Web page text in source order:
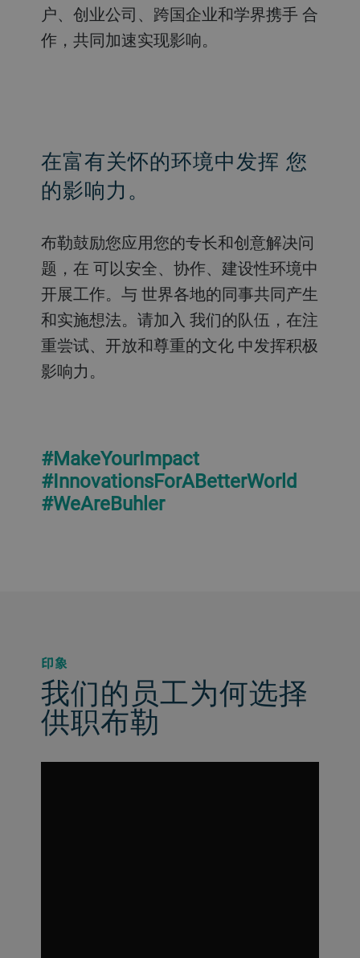
户、创业公司、跨国企业和学界携手 合
作，共同加速实现影响。
在富有关怀的环境中发挥 您
的影响力。
布勒鼓励您应用您的专长和创意解决问
题，在 可以安全、协作、建设性环境中
开展工作。与 世界各地的同事共同产生
和实施想法。请加入 我们的队伍，在注
重尝试、开放和尊重的文化 中发挥积极
影响力。
#MakeYourImpact
#InnovationsForABetterWorld
#WeAreBuhler
印象
我们的员工为何选择
供职布勒